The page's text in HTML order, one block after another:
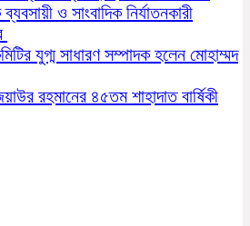
ও সাংবাদিক নির্যাতনকারী
যুগ্ম সাধারণ সম্পাদক হলেন মোহাম্মদ
রহমানের ৪৫তম শাহাদাত বার্ষিকী